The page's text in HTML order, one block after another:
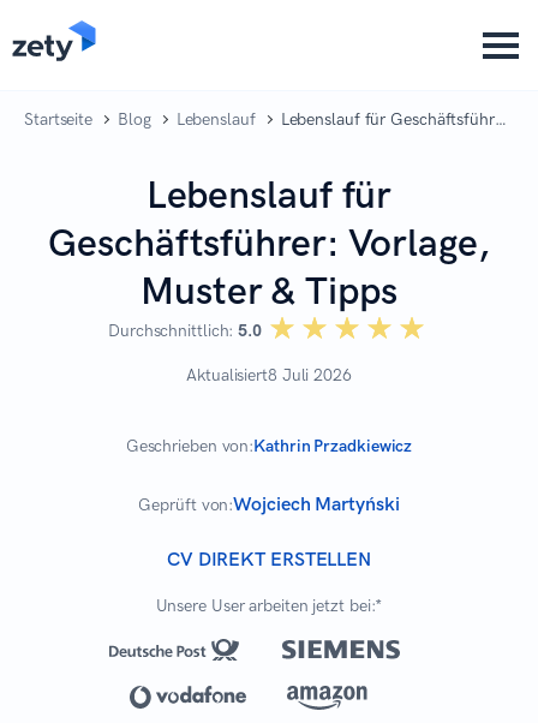
Startseite Blog Lebenslauf
Lebenslauf für Geschäftsführer:
Lebenslauf für
Geschäftsführer: Vorlage,
Muster & Tipps
Durchschnittlich:5.0 ☆☆☆☆☆
★★★★★
Aktualisiert8 Juli 2026
Geschrieben von:Kathrin Przadkiewicz
Geprüft von:Wojciech Martyński
CV DIREKT ERSTELLEN
Unsere User arbeiten jetzt bei:*